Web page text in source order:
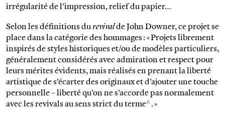
irrégularité de l’impression, relief du papier…
Selon les définitions durevivalde John Downer, ce projet se
place dans la catégorie des hommages : « Projets librement
inspirés de styles historiques et/ou de modèles particuliers,
généralement considérés avec admiration et respect pour
leurs mérites évidents, mais réalisés en prenant la liberté
artistique de s’écarter des originaux et d’ajouter une touche
personnelle – liberté qu’on ne s’accorde pas normalement
avec les revivals au sens strict du terme6 . »